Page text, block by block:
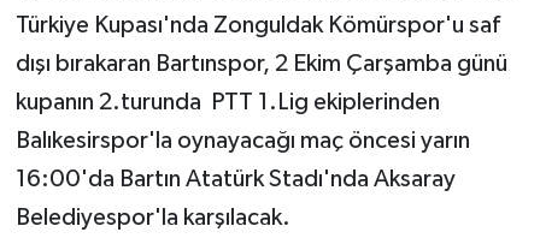
Türkiye Kupası'nda Zonguldak Kömürspor'u saf
dışı bırakaran Bartınspor, 2 Ekim Çarşamba günü
kupanın 2.turunda PTT 1.Lig ekiplerinden
Balıkesirspor'la oynayacağı maç öncesi yarın
16:00'da Bartın Atatürk Stadı'nda Aksaray
Belediyespor'la karşılacak.
DÜNYA